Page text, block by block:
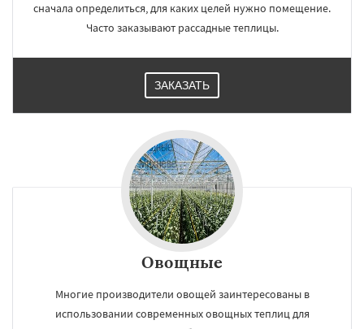
Работаем по
Некрасовское
Октябрьский Правдинский
Родники Свердловск
Томилино Тучково
Фосфоритный
Черкизово Черусти
сначала определиться, для каких целей нужно помещение.
Часто заказывают рассадные теплицы.
ЗАКАЗАТЬ
Овощные
Многие производители овощей заинтересованы в
использовании современных овощных теплиц для
УЗНАТЬ ПОДРОБНЕЕ
Даю согласие на обработку персональных данных